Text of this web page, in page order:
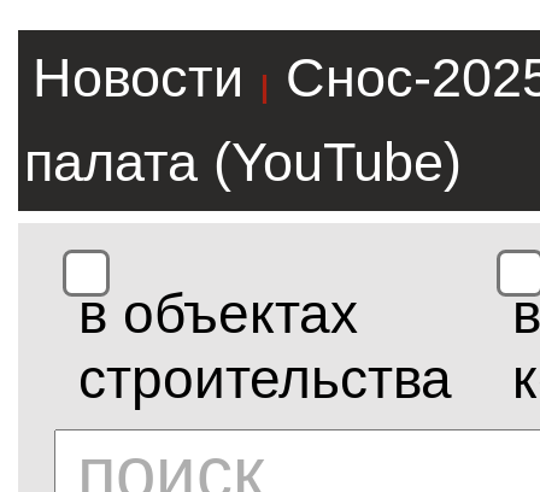
Новости |
Снос-
палата (YouTube)
в объектах
строительства
в